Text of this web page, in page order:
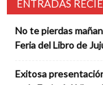
ENTRADAS
No te pierdas
Feria del Libro de
Exitosa